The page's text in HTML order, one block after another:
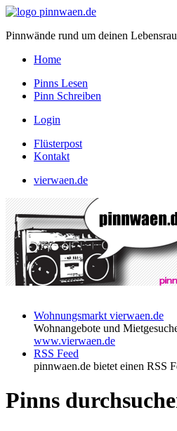
Pinnwände rund um deinen
Home
Pinns Lesen
Pinn Schreiben
Login
Flüsterpost
Kontakt
vierwaen.de
Wohnungsmarkt vierwaen.de
Wohnangebote und
www.vierwaen.de
RSS Feed
pinnwaen.de bietet einen RSS
Pinns